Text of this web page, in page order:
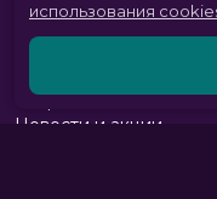
Скоро в кино
Новости и акции
использования